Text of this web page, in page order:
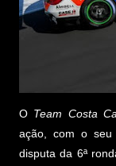
O Team Costa
ação, com o seu
disputa da 6ª